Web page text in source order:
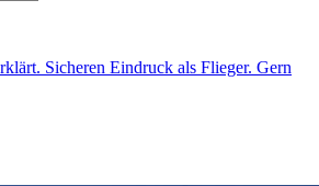
Sicheren Eindruck als Flieger. Gern